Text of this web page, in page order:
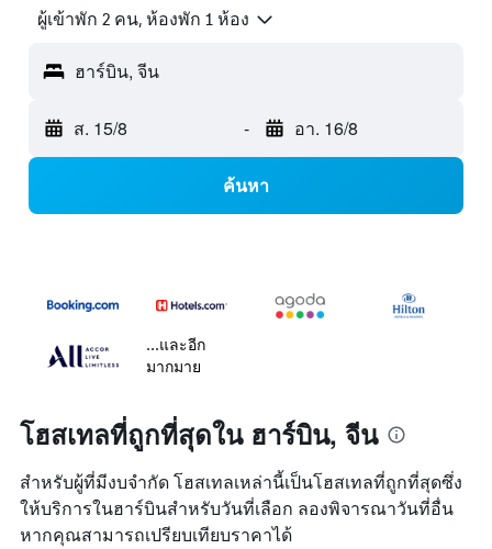
ผู้เข้าพัก 2 คน, ห้องพัก 1 ห้อง
ฮาร์บิน, จีน
ส. 15/8 - อา. 16/8
ค้นหา
...และอีก
มากมาย
โฮสเทลที่ถูกที่สุดใน ฮาร์บิน, จีน
สำหรับผู้ที่มีงบจำกัด โฮสเทลเหล่านี้เป็นโฮสเทลที่ถูกที่สุดซึ่ง
ให้บริการในฮาร์บินสำหรับวันที่เลือก ลองพิจารณาวันที่อื่น
หากคุณสามารถเปรียบเทียบราคาได้